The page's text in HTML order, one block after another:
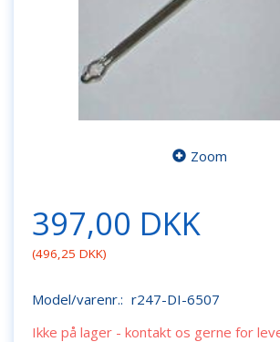
Zoom
397,00 DKK
(496,25 DKK)
Model/varenr.: r247-DI-6507
Ikke på lager - kontakt os gerne for